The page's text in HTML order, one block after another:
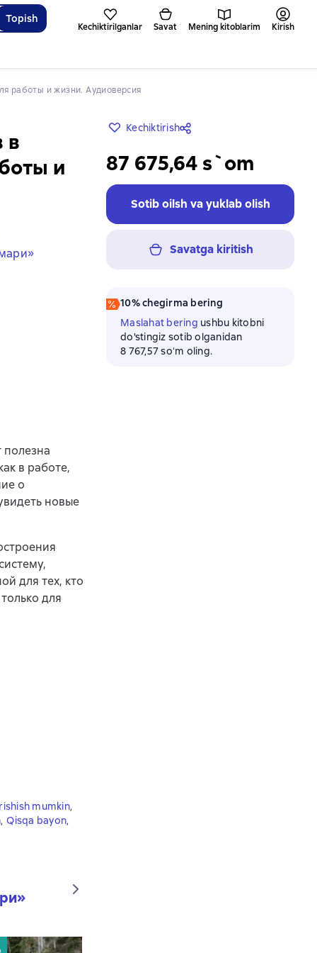
Topish
Kechiktirilganlar Savat Mening kitoblarim Kirish
работы и жизни. Аудиоверсия
в
и
Kechiktirish
87 675,64 s`om
Sotib oilsh va yuklab olish
Savatga kiritish
10% chegirma bering
Maslahat bering ushbu kitobni
do'stingiz sotib olganidan
8 767,57 soʻm oling.
полезна
в работе,
о
новые
для тех, кто
для
mumkin,
, Qisqa bayon,
»